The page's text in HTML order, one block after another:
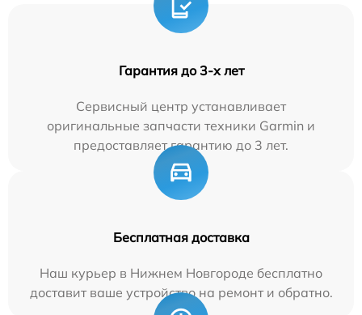
Гарантия до 3-х лет
Сервисный центр устанавливает
оригинальные запчасти техники Garmin и
предоставляет гарантию до 3 лет.
Бесплатная доставка
Наш курьер в Нижнем Новгороде бесплатно
доставит ваше устройство на ремонт и обратно.